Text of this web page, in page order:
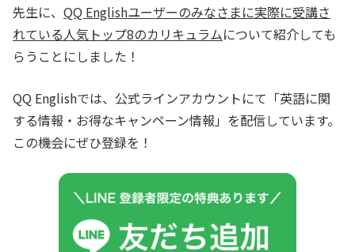
先生に、 QQ Englishユーザーのみなさまに実際に受講さ
れている人気トップ8のカリキュラムについて紹介しても
らうことにしました！
QQ Englishでは、公式ラインアカウントにて「英語に関
する情報・お得なキャンペーン情報」を配信しています。
この機会にぜひ登録を！